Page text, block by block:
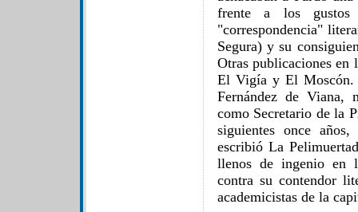
frente a los gustos
"correspondencia"
Segura) y su
Otras publicaciones en
El Vigía y El Moscón.
Fernández de Viana,
como Secretario de la
siguientes once
escribió La
llenos de ingenio en
contra su contendor
academicistas de la